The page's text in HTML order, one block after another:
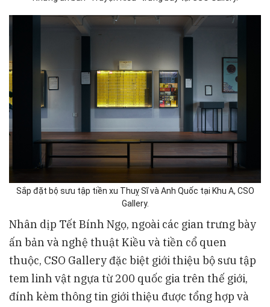
Sắp đặt bộ sưu tập tiền xu Thuỵ Sĩ và Anh Quốc tại Khu A, CSO
Gallery.
Nhân dịp Tết Bính Ngọ, ngoài các gian trưng bày
ấn bản và nghệ thuật Kiều và tiền cổ quen
thuộc, CSO Gallery đặc biệt giới thiệu bộ sưu tập
tem linh vật ngựa từ 200 quốc gia trên thế giới,
đính kèm thông tin giới thiệu được tổng hợp và